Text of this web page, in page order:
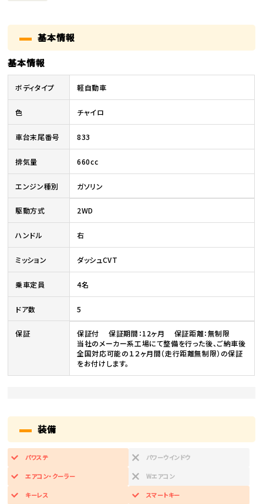
基本情報
基本情報
ボディタイプ 軽自動車
色 チャイロ
車台末尾番号 833
排気量 660cc
エンジン種別 ガソリン
駆動方式 2WD
ハンドル 右
ミッション ダッシュCVT
乗車定員 4名
ドア数 5
保証
保証付 保証期間：12ヶ月 保証距離：無制限
当社のメーカー系工場にて整備を行った後、ご納車後
全国対応可能の１２ヶ月間（走行距離無制限）の保証
をお付けします。
装備
パワステ パワーウインドウ
エアコン・クーラー Wエアコン
キーレス スマートキー